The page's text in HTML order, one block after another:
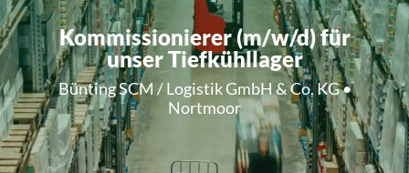
Kommissionierer (m/w/d) für
unser Tiefkühllager
Bünting SCM / Logistik GmbH & Co. KG •
Nortmoor